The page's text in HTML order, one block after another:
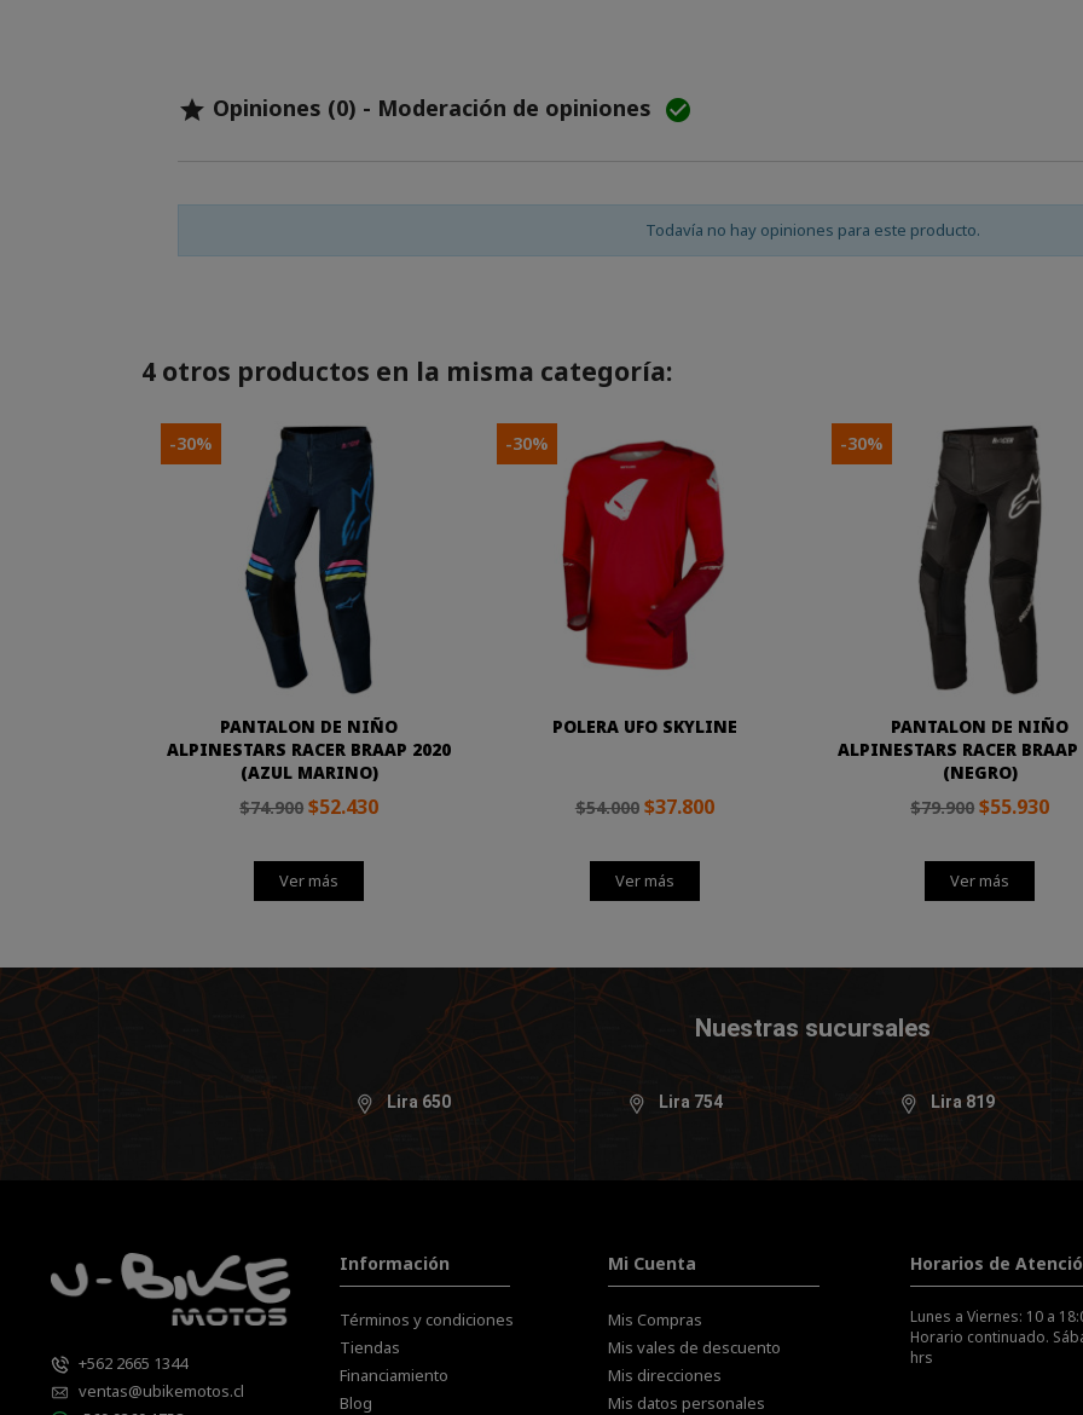
 Opiniones (0) - Moderación de opiniones 
Todavía no hay opiniones para este producto.
4 otros productos en la misma categoría:
PANTALON DE NIÑO
ALPINESTARS RACER BRAAP 2020
(AZUL MARINO)
$74.900 $52.430
Ver más
-30%
POLERA UFO SKYLINE
$54.000 $37.800
Ver más
-30%
PANTALON DE NIÑO
ALPINESTARS RACER BRAAP
(NEGRO)
$79.900 $55.930
Ver más
-30%
Nuestras sucursales
Lira 650 Lira 754 Lira 819
+562 2665 1344
ventas@ubikemotos.cl
Información
Términos y condiciones
Tiendas
Financiamiento
Blog
Mi Cuenta
Mis Compras
Mis vales de descuento
Mis direcciones
Mis datos personales
Horarios de
Lunes a Viernes: 10 a
Horario continuado.
hrs